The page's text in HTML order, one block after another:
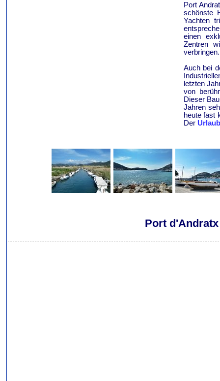
Port
schönste
Yachten
einen
Zentren
verbringen.
Auch bei
letzten
von
Dieser
Jahren
heute fast
Der
Port